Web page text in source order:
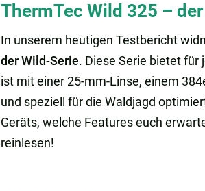
ThermTec Wild 325 –
In unserem heutigen Testbericht
der Wild-Serie. Diese Serie bietet für
ist mit einer 25-mm-Linse, einem
und speziell für die Waldjagd
Geräts, welche Features euch
reinlesen!